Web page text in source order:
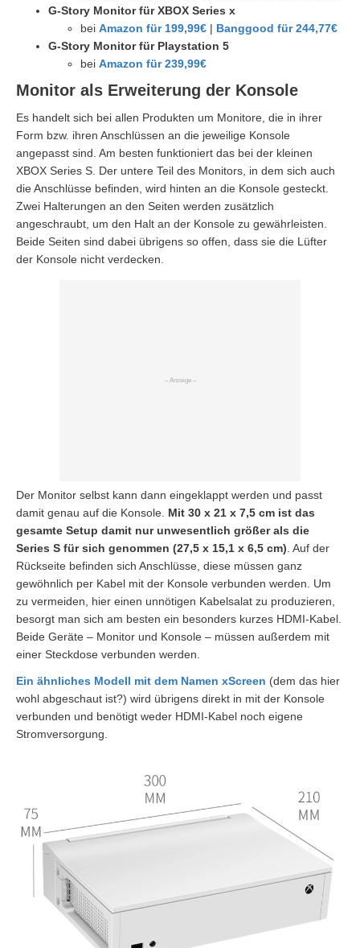
G-Story Monitor für XBOX Series x
bei Amazon für 199,99€ | Banggood für 244,77€
G-Story Monitor für Playstation 5
bei Amazon für 239,99€
Monitor als Erweiterung der Konsole
Es handelt sich bei allen Produkten um Monitore, die in ihrer
Form bzw. ihren Anschlüssen an die jeweilige Konsole
angepasst sind. Am besten funktioniert das bei der kleinen
XBOX Series S. Der untere Teil des Monitors, in dem sich auch
die Anschlüsse befinden, wird hinten an die Konsole gesteckt.
Zwei Halterungen an den Seiten werden zusätzlich
angeschraubt, um den Halt an der Konsole zu gewährleisten.
Beide Seiten sind dabei übrigens so offen, dass sie die Lüfter
der Konsole nicht verdecken.
Der Monitor selbst kann dann eingeklappt werden und passt
damit genau auf die Konsole. Mit 30 x 21 x 7,5 cm ist das
gesamte Setup damit nur unwesentlich größer als die
Series S für sich genommen (27,5 x 15,1 x 6,5 cm) . Auf der
Rückseite befinden sich Anschlüsse, diese müssen ganz
gewöhnlich per Kabel mit der Konsole verbunden werden. Um
zu vermeiden, hier einen unnötigen Kabelsalat zu produzieren,
besorgt man sich am besten ein besonders kurzes HDMI-Kabel.
Beide Geräte – Monitor und Konsole – müssen außerdem mit
einer Steckdose verbunden werden.
Ein ähnliches Modell mit dem Namen xScreen (dem das hier
wohl abgeschaut ist?) wird übrigens direkt in mit der Konsole
verbunden und benötigt weder HDMI-Kabel noch eigene
Stromversorgung.